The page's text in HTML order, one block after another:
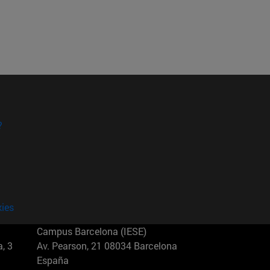
3
Campus Barcelona (IESE)
Av. Pearson, 21 08034 Barcelona
España